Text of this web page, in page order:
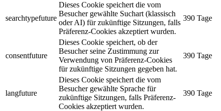
searchtypefuture
Dieses Cookie speichert die vom
Besucher gewählte Suchart (klassisch
oder AI) für zukünftige Sitzungen, falls
Präferenz-Cookies akzeptiert wurden.
390 Tage
consentfuture
Dieses Cookie speichert, ob der
Besucher seine Zustimmung zur
Verwendung von Präferenz-Cookies
für zukünftige Sitzungen gegeben hat.
390 Tage
langfuture
Dieses Cookie speichert die vom
Besucher gewählte Sprache für
zukünftige Sitzungen, falls Präferenz-
Cookies akzeptiert wurden.
390 Tage